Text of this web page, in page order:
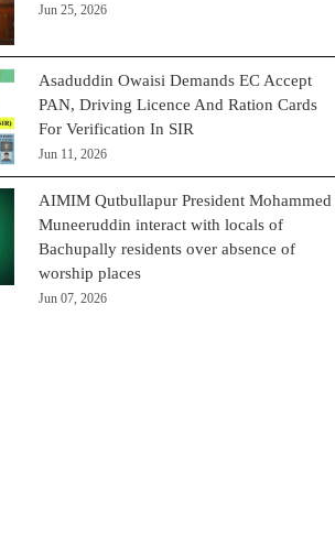
Jun 25, 2026
Asaduddin Owaisi Demands EC Accept
PAN, Driving Licence And Ration Cards
For Verification In SIR
Jun 11, 2026
AIMIM Qutbullapur President Mohammed
Muneeruddin interact with locals of
Bachupally residents over absence of
worship places
Jun 07, 2026